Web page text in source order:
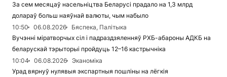
За сем месяцаў насельніцтва Беларусі прадало на 1,3 млрд
долараў больш наяўнай валюты, чым набыло
10:50
06.08.2026
Бяспека, Палітыка
Вучэнні міратворчых сіл і падраздзяленняў РХБ-абароны АДКБ на
беларускай тэрыторыі пройдуць 12–16 кастрычніка
10:04
06.08.2026
Эканоміка
Урад вярнуў нулявыя экспартныя пошліны на лёгкія